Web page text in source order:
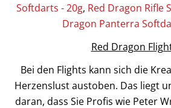
Softdarts - 20g, Red Dragon Rifle
Dragon Panterra
Red Dragon
Bei den Flights kann sich die
Herzenslust austoben. Das liegt
daran, dass Sie Profis wie Peter